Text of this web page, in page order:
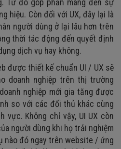
Từ đó góp phần mang đến sự
hiệu. Còn đối với UX, đây lại là
người dùng ở lại lâu hơn trên
thời tác động đến quyết định
dịch vụ hay không.
được thiết kế chuẩn UI / UX sẽ
doanh nghiệp trên thị trường
nghiệp mới gia tăng được
so với các đối thủ khác cùng
vực. Không chỉ vậy, UI UX còn
người dùng khi họ trải nghiệm
nào đó ngay trên website / ứng